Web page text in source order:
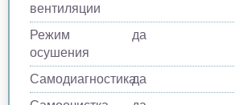
вентиляции
Режим
осушения
да
Самодиагностикада